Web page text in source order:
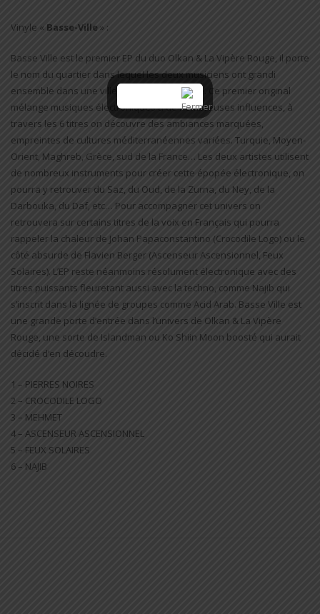
Vinyle « Basse-Ville» :
Basse Ville est le premier EP du duo Olkan & La Vipère Rouge, il porte
le nom du quartier dans lequel les deux musiciens ont grandi
ensemble dans une ville du sud de la France. Ce premier original
mélange musiques électroniques à de nombreuses influences, à
travers les 6 titres on découvre des ambiances marquées,
empreintes de cultures méditerranéennes variées. Turquie, Moyen-
Orient, Maghreb, Grèce, sud de la France… Les deux artistes utilisent
de nombreux instruments pour créer cette épopée électronique, on
pourra y retrouver du Saz, du Oud, de la Zurna, du Ney, de la
Darbouka, du Daf, etc… Pour accompagner cet univers on
retrouvera sur certains titres de la voix en Français qui pourra
rappeler la chaleur de Johan Papaconstantino (Crocodile Logo) ou le
côté absurde de Flavien Berger (Ascenseur Ascensionnel, Feux
Solaires). L’EP reste néanmoins résolument électronique avec des
titres puissants fleuretant aussi avec la techno, comme Najib qui
s’inscrit dans la lignée de groupes comme Acid Arab. Basse Ville est
une grande porte d’entrée dans l’univers de Olkan & La Vipère
Rouge, une sorte de Islandman ou Ko Shiin Moon boosté qui aurait
décidé d’en découdre.
1 – PIERRES NOIRES
2 – CROCODILE LOGO
3 – MEHMET
4 – ASCENSEUR ASCENSIONNEL
5 – FEUX SOLAIRES
6 – NAJIB